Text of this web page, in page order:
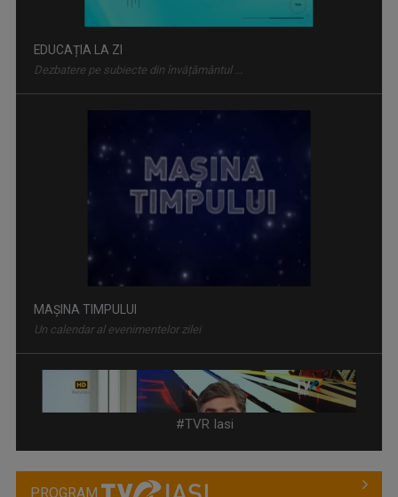
Un calendar al evenimentelor zilei
ÎNTÂLNIRI ADMIRABILE
Talk-show moderat de scriitorul și profesorul ...
#TVR Iasi
PROGRAM